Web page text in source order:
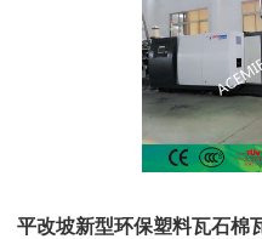
平改坡新型环保塑料瓦石棉